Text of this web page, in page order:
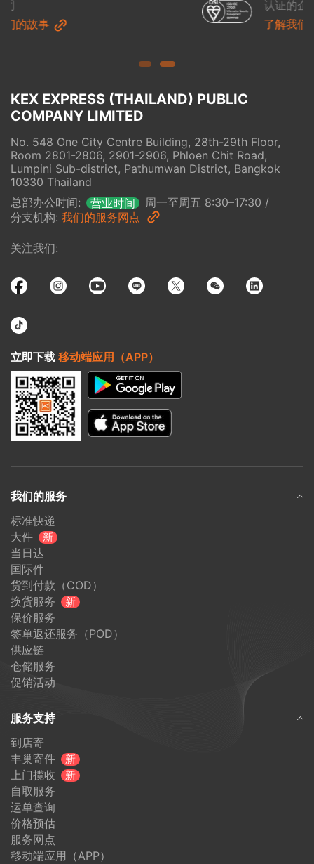
KEX EXPRESS (THAILAND) PUBLIC
COMPANY LIMITED
No. 548 One City Centre Building, 28th-29th Floor,
Room 2801-2806, 2901-2906, Phloen Chit Road,
Lumpini Sub-district, Pathumwan District, Bangkok
10330 Thailand
总部办公时间: 营业时间 周一至周五 8:30–17:30 /
分支机构: 我们的服务网点
关注我们:
立即下载 移动端应用（APP）
我们的服务
标准快递
大件
新
当日达
国际件
货到付款（COD）
换货服务
新
保价服务
签单返还服务（POD）
供应链
仓储服务
促销活动
服务支持
到店寄
丰巢寄件
新
上门揽收 新
自取服务
运单查询
价格预估
服务网点
移动端应用（APP）